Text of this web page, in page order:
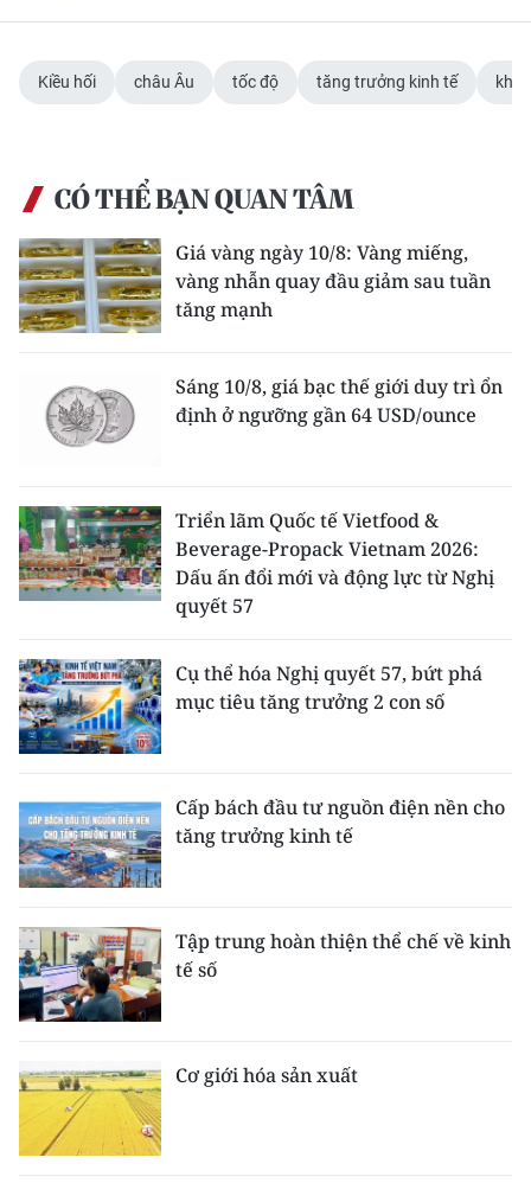
VỀ BÁO NHÂN DÂN
NHÂN DÂN CUỐI TUẦN
MUA BÁO
ĐỌC BÁO IN
ENGLISH
中文
РУССКИЙ
ESPAÑOL
한국어
Kiều hối châu Âu tốc độ tăng trưởng kinh tế khó
CÓ THỂ BẠN QUAN TÂM
Giá vàng ngày 10/8: Vàng miếng,
vàng nhẫn quay đầu giảm sau tuần
tăng mạnh
Sáng 10/8, giá bạc thế giới duy trì ổn
định ở ngưỡng gần 64 USD/ounce
Triển lãm Quốc tế Vietfood &
Beverage-Propack Vietnam 2026:
Dấu ấn đổi mới và động lực từ Nghị
quyết 57
Cụ thể hóa Nghị quyết 57, bứt phá
mục tiêu tăng trưởng 2 con số
Cấp bách đầu tư nguồn điện nền cho
tăng trưởng kinh tế
Tập trung hoàn thiện thể chế về kinh
tế số
Cơ giới hóa sản xuất